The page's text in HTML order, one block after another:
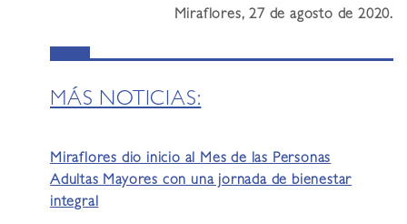
Miraflores, 27 de agosto de 2020.
MÁS NOTICIAS:
Miraflores dio inicio al Mes de las Personas
Adultas Mayores con una jornada de bienestar
integral